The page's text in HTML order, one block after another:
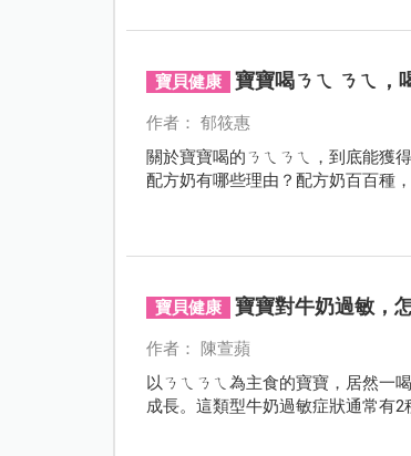
寶貝健康 寶寶喝ㄋㄟ ㄋㄟ，
作者： 郁筱惠
關於寶寶喝的ㄋㄟㄋㄟ，到底能獲
配方奶有哪些理由？配方奶百百種
寶貝健康 寶寶對牛奶過敏，
作者： 陳萱蘋
以ㄋㄟㄋㄟ為主食的寶寶，居然一
成長。這類型牛奶過敏症狀通常有